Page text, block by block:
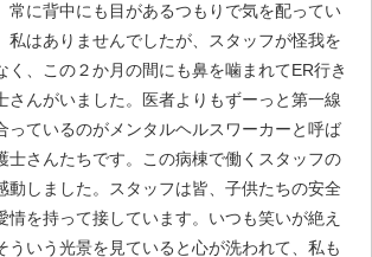
常に背中にも目があるつもりで気を配ってい
私はありませんでしたが、スタッフが怪我を
く、この２か月の間にも鼻を噛まれてER行き
さんがいました。医者よりもずーっと第一線
っているのがメンタルヘルスワーカーと呼ば
士さんたちです。この病棟で働くスタッフの
動しました。スタッフは皆、子供たちの安全
情を持って接しています。いつも笑いが絶え
ういう光景を見ていると心が洗われて、私も